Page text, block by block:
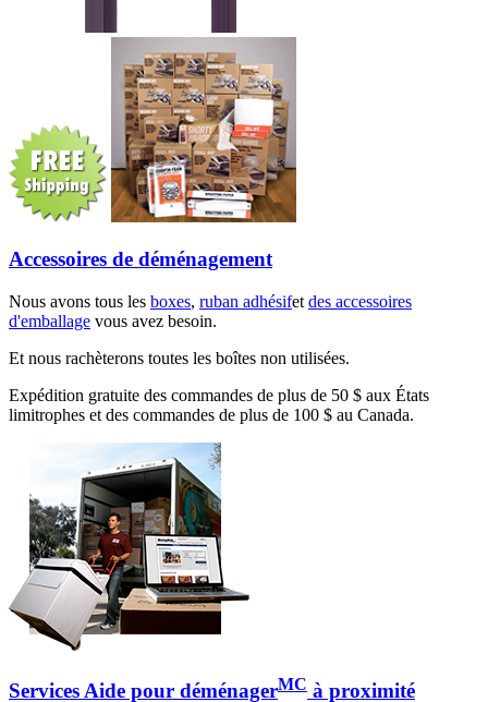
Accessoires de déménagement
Nous avons tous les boxes, ruban adhésifet des accessoires
d'emballage vous avez besoin.
Et nous rachèterons toutes les boîtes non utilisées.
Expédition gratuite des commandes de plus de 50 $ aux États
limitrophes et des commandes de plus de 100 $ au Canada.
Services Aide pour déménagerMC à proximité